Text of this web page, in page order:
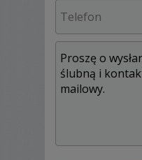
indywidualnej
klienta.
wszystkie pytania
idealnie
oczekiwań.